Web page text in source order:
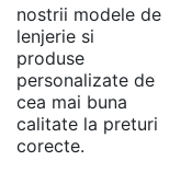
primirii produsului la
nostrii modele de
lenjerie si
produse
personalizate de
cea mai buna
calitate la preturi
corecte.